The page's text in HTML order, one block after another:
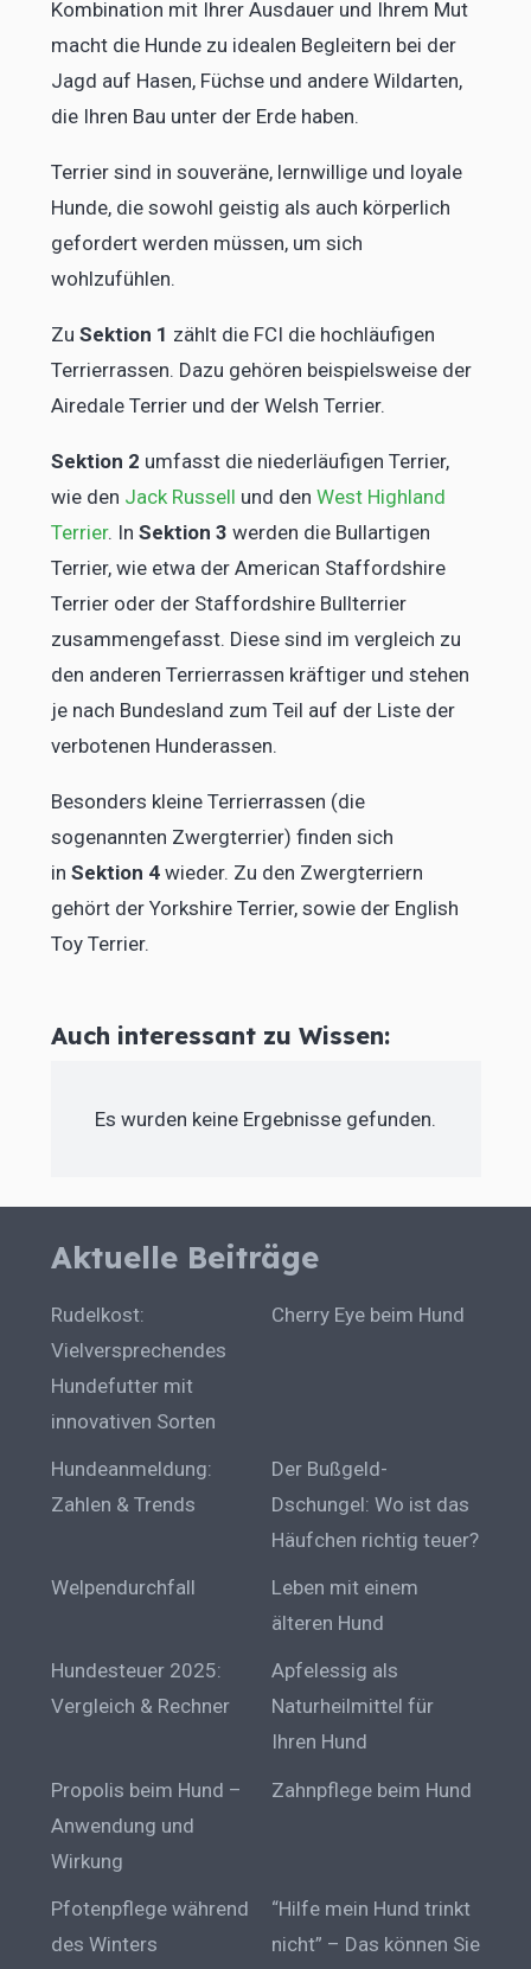
Kombination mit Ihrer Ausdauer und Ihrem Mut
macht die Hunde zu idealen Begleitern bei der
Jagd auf Hasen, Füchse und andere Wildarten,
die Ihren Bau unter der Erde haben.
Terrier sind in souveräne, lernwillige und loyale
Hunde, die sowohl geistig als auch körperlich
gefordert werden müssen, um sich
wohlzufühlen.
Zu Sektion 1 zählt die FCI die hochläufigen
Terrierrassen. Dazu gehören beispielsweise der
Airedale Terrier und der Welsh Terrier.
Sektion 2 umfasst die niederläufigen Terrier,
wie den Jack Russell und den West Highland
Terrier. In Sektion 3 werden die Bullartigen
Terrier, wie etwa der American Staffordshire
Terrier oder der Staffordshire Bullterrier
zusammengefasst. Diese sind im vergleich zu
den anderen Terrierrassen kräftiger und stehen
je nach Bundesland zum Teil auf der Liste der
verbotenen Hunderassen.
Besonders kleine Terrierrassen (die
sogenannten Zwergterrier) finden sich
in Sektion 4 wieder. Zu den Zwergterriern
gehört der Yorkshire Terrier, sowie der English
Toy Terrier.
Auch interessant zu Wissen:
Es wurden keine Ergebnisse gefunden.
Aktuelle Beiträge
Rudelkost:
Vielversprechendes
Hundefutter mit
innovativen Sorten
Cherry Eye beim Hund
Hundeanmeldung:
Zahlen & Trends
Der Bußgeld-
Dschungel: Wo ist das
Häufchen richtig teuer?
Welpendurchfall
Leben mit einem
älteren Hund
Hundesteuer 2025:
Vergleich & Rechner
Apfelessig als
Naturheilmittel für
Ihren Hund
Propolis beim Hund –
Anwendung und
Wirkung
Zahnpflege beim Hund
Pfotenpflege während
des Winters
“Hilfe mein Hund trinkt
nicht” – Das können Sie